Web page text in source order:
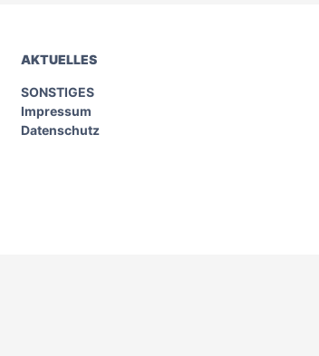
AKTUELLES
SONSTIGES
Impressum
Datenschutz